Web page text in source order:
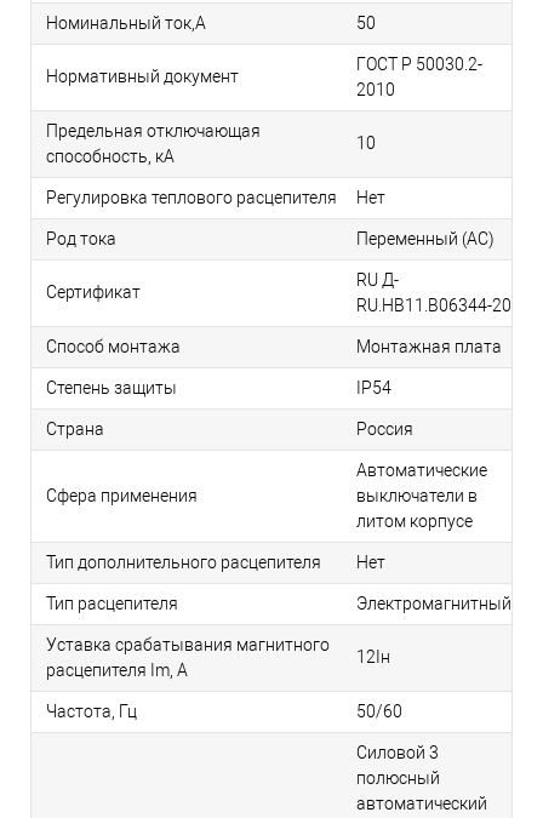
Номинальный ток,А 50
Нормативный документ
ГОСТ P 50030.2-
2010
Предельная отключающая
способность, кA
10
Регулировка теплового расцепителя Нет
Род тока Переменный (AC)
Сертификат
RU Д-
RU.НВ11.B06344-20
Способ монтажа Монтажная плата
Степень защиты IP54
Страна Россия
Сфера применения
Автоматические
выключатели в
литом корпусе
Тип дополнительного расцепителя Нет
Тип расцепителя Электромагнитный
Уставка срабатывания магнитного
расцепителя Im, А
12Iн
Частота, Гц 50/60
Силовой 3
полюсный
автоматический